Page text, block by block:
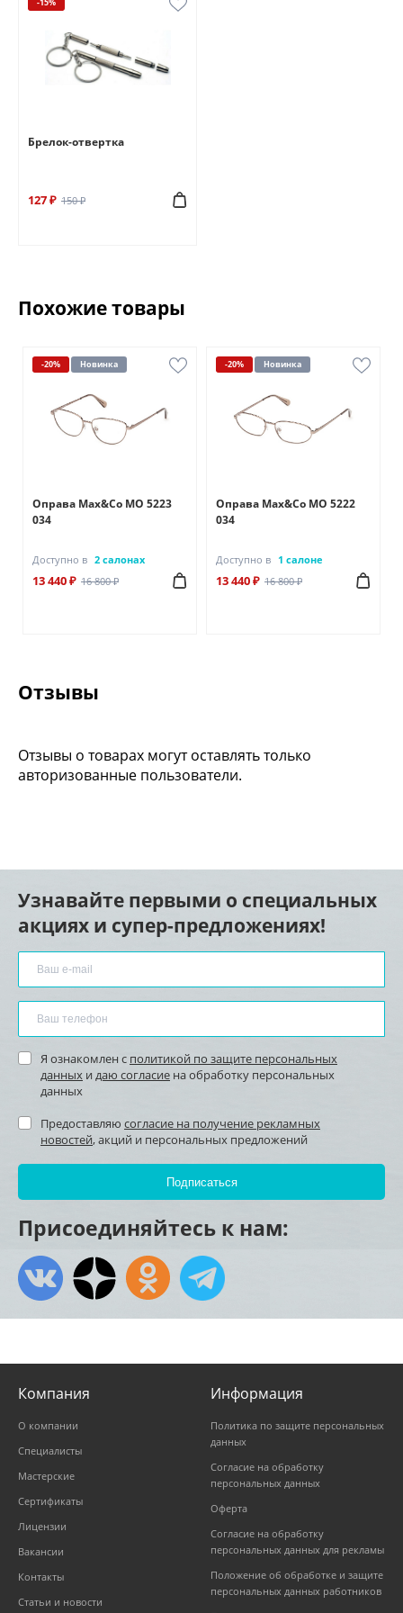
Брелок-отвертка
127 ₽ 150 ₽
Похожие товары
-20% Новинка
Оправа Max&Co MO 5223
034
Доступно в 2 салонах
13 440 ₽ 16 800 ₽
-20% Новинка
Оправа Max&Co MO 5222
034
Доступно в 1 салоне
13 440 ₽ 16 800 ₽
Отзывы
Отзывы о товарах могут оставлять только
авторизованные пользователи.
Узнавайте первыми о специальных
акциях и супер-предложениях!
Я ознакомлен с политикой по защите персональных
данных и даю согласие на обработку персональных
данных
Предоставляю согласие на получение рекламных
новостей, акций и персональных предложений
Присоединяйтесь к нам:
Компания
О компании
Специалисты
Мастерские
Сертификаты
Лицензии
Вакансии
Контакты
Статьи и новости
Информация
Политика по защите персональных
данных
Согласие на обработку
персональных данных
Оферта
Согласие на обработку
персональных данных для рекламы
Положение об обработке и защите
персональных данных работников